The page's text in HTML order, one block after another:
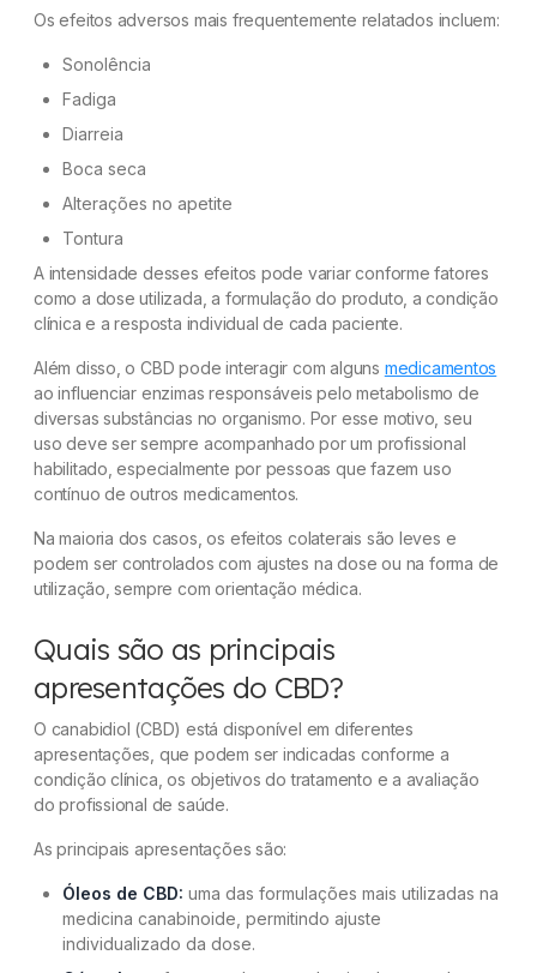
Os efeitos adversos mais frequentemente relatados incluem:
Sonolência
Fadiga
Diarreia
Boca seca
Alterações no apetite
Tontura
A intensidade desses efeitos pode variar conforme fatores
como a dose utilizada, a formulação do produto, a condição
clínica e a resposta individual de cada paciente.
Além disso, o CBD pode interagir com alguns medicamentos
ao influenciar enzimas responsáveis pelo metabolismo de
diversas substâncias no organismo. Por esse motivo, seu
uso deve ser sempre acompanhado por um profissional
habilitado, especialmente por pessoas que fazem uso
contínuo de outros medicamentos.
Na maioria dos casos, os efeitos colaterais são leves e
podem ser controlados com ajustes na dose ou na forma de
utilização, sempre com orientação médica.
Quais são as principais
apresentações do CBD?
O canabidiol (CBD) está disponível em diferentes
apresentações, que podem ser indicadas conforme a
condição clínica, os objetivos do tratamento e a avaliação
do profissional de saúde.
As principais apresentações são:
Óleos de CBD: uma das formulações mais utilizadas na
medicina canabinoide, permitindo ajuste
individualizado da dose.